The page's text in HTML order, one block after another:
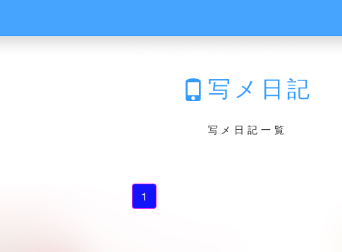
写メ日記
写メ日記一覧
1